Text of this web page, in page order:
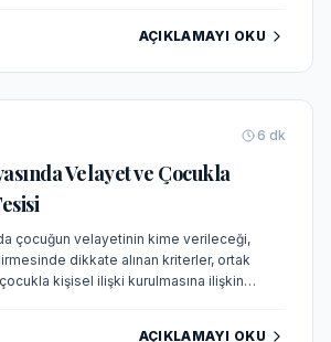
AÇIKLAMAYI OKU
6 dk
Velayet ve Çocukla
çocuğun velayetinin kime verileceği,
dikkate alınan kriterler, ortak
kişisel ilişki kurulmasına ilişkin
AÇIKLAMAYI OKU